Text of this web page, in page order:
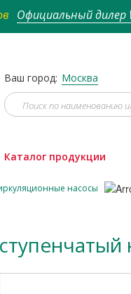
Официальный дилер
Ваш город: Москва
Каталог продукции
насосы